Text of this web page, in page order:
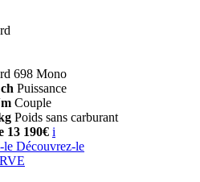
698 Mono
Puissance
Couple
Poids sans carburant
13 190€ i
le Découvrez-le